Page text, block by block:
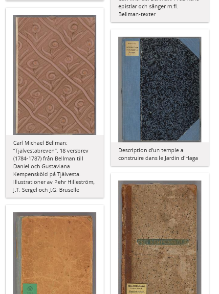
epistlar och sånger m.fl.
Bellman-texter
Carl Michael Bellman:
”Tjälvestabreven”. 18 versbrev
(1784-1787) från Bellman till
Daniel och Gustaviana
Kempensköld på Tjälvesta.
Illustrationer av Pehr Hilleström,
J.T. Sergel och J.G. Bruselle
Description d'un temple a
construire dans le Jardin d'Haga